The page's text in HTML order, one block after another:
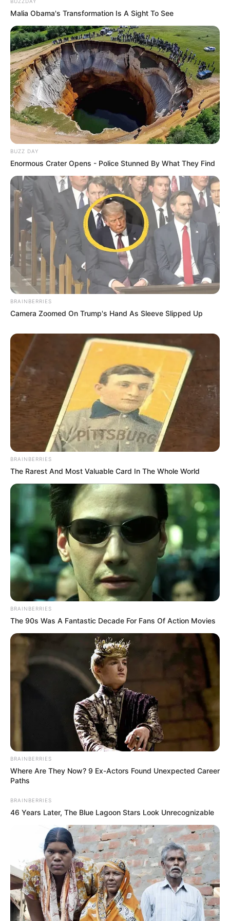
Conclusion – Trois profils à suivre de près
pour un Quinté+ très ouvert
Ce Prix du Jardin des Eaux Minérales s’annonce disputé.
COSMIC FRONT (9)bénéficie d’un ensemble d’atouts
majeurs et demeure une base incontournable.SCREEN
SHOT (16)retrouve sa surface idéale et peut rebondir avec
autorité. Enfin,DSCHINGIS RANGER (3)revient au mieux et
possède la régularité nécessaire pour viser une place.
Ces trois candidatures présentent des profils
complémentaires et hautement compétitifs pour intégrer
la PSF de Chantilly.
…
Astro Quinté : découvrez le ou les signes les
plus chanceux du jour
Découvrez le Cheval du jour
Le Pronostic PMU du Quinté du jour en 7
chevaux du PRIX DU JARDIN DES EAUX
BUZZDAY
Malia Obama's Transformation Is A Sight To See
BUZZ DAY
Enormous Crater Opens - Police Stunned By What They Find
BRAINBERRIES
Camera Zoomed On Trump's Hand As Sleeve Slipped Up
BRAINBERRIES
The Rarest And Most Valuable Card In The Whole World
BRAINBERRIES
The 90s Was A Fantastic Decade For Fans Of Action Movies
BRAINBERRIES
Where Are They Now? 9 Ex-Actors Found Unexpected Career
Paths
BRAINBERRIES
46 Years Later, The Blue Lagoon Stars Look Unrecognizable